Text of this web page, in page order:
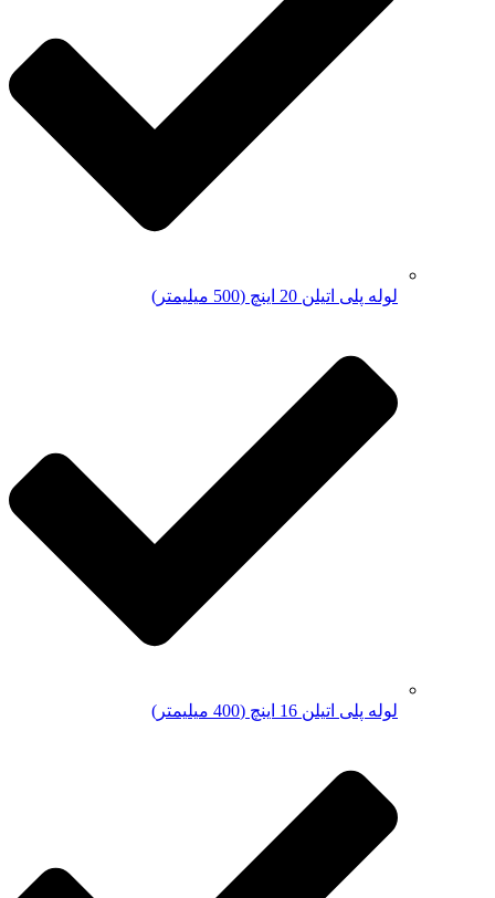
لوله پلی اتیلن 20 اینچ (500 میلیمتر)
لوله پلی اتیلن 16 اینچ (400 میلیمتر)